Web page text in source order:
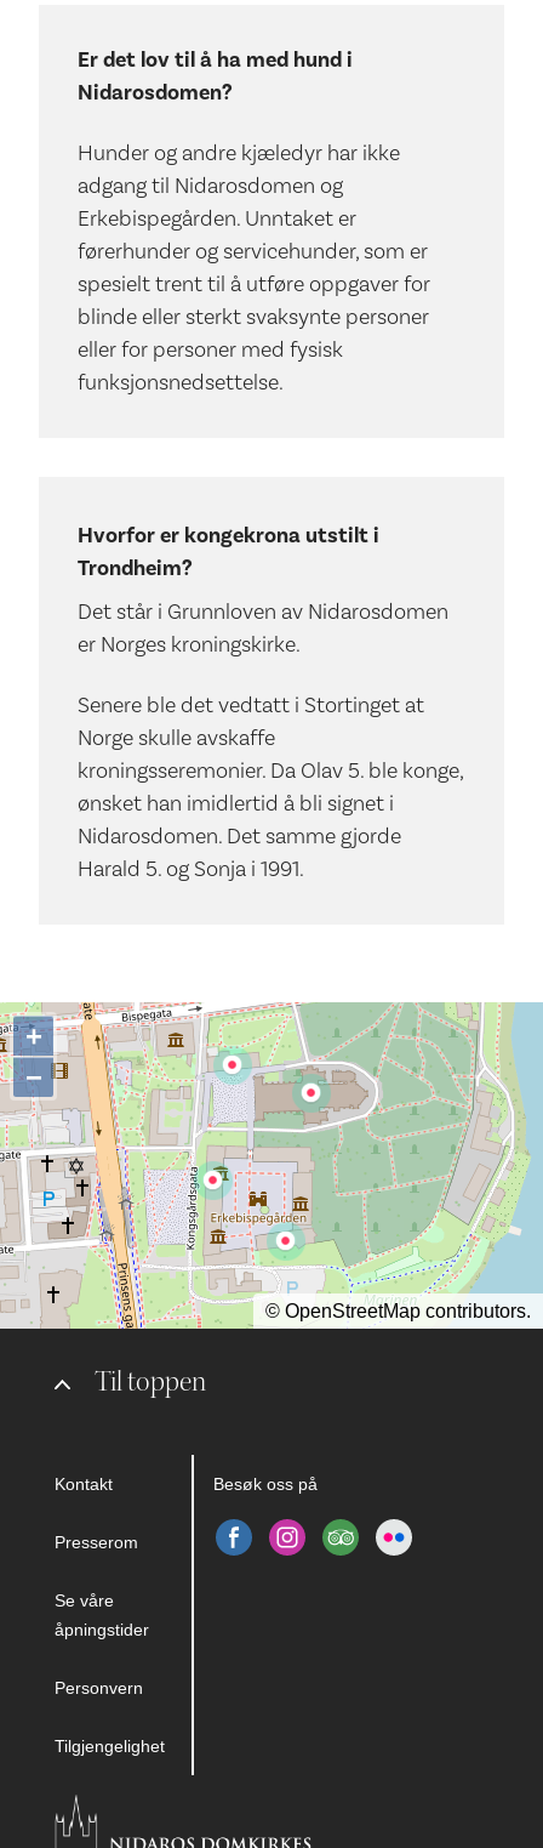
Er det lov til å ha med hund i
Nidarosdomen?
Hunder og andre kjæledyr har ikke
adgang til Nidarosdomen og
Erkebispegården. Unntaket er
førerhunder og servicehunder, som er
spesielt trent til å utføre oppgaver for
blinde eller sterkt svaksynte personer
eller for personer med fysisk
funksjonsnedsettelse.
Hvorfor er kongekrona utstilt i
Trondheim?
Det står i Grunnloven av Nidarosdomen
er Norges kroningskirke.
Senere ble det vedtatt i Stortinget at
Norge skulle avskaffe
kroningsseremonier. Da Olav 5. ble konge,
ønsket han imidlertid å bli signet i
Nidarosdomen. Det samme gjorde
Harald 5. og Sonja i 1991.
Til toppen
Kontakt
Presserom
Se våre
åpningstider
Personvern
Tilgjengelighet
Besøk oss på
+
−
© OpenStreetMap contributors.